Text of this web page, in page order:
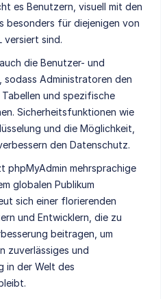
es Benutzern, visuell mit den
besonders für diejenigen von
versiert sind.
die Benutzer- und
Administratoren den
und spezifische
Sicherheitsfunktionen wie
und die Möglichkeit,
den Datenschutz.
phpMyAdmin mehrsprachige
globalen Publikum
sich einer florierenden
und Entwicklern, die zu
beitragen, um
zuverlässiges und
in der Welt des